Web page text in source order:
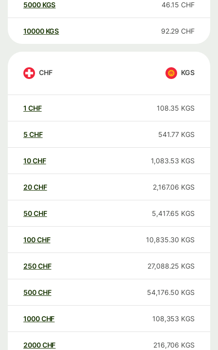
5000 KGS 46.15 CHF
10000 KGS 92.29 CHF
CHF KGS
1 CHF 108.35 KGS
5 CHF 541.77 KGS
10CHF 1,083.53 KGS
20CHF 2,167.06 KGS
50CHF 5,417.65 KGS
100CHF 10,835.30 KGS
250CHF 27,088.25 KGS
500CHF 54,176.50 KGS
1000CHF 108,353 KGS
2000CHF 216,706 KGS